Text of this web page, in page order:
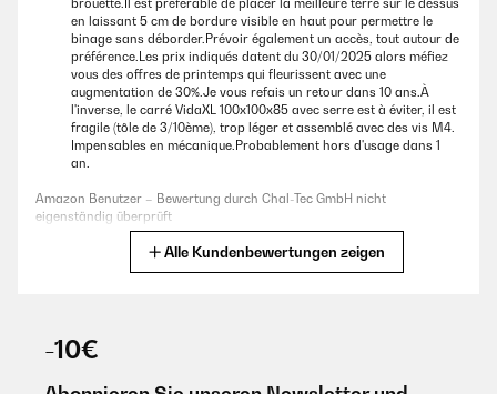
21/02/2024
Haben mittlerweile zwei dieser Hochbeete im Garten. Wer schonmal
einen Schraubendreher und Maulschlüssel in der Hand hatte, dürfte mit
dem Aufbau keine Schwierigkeiten haben. Die Anleitung war für mich
verständlich und nachvollziehbar.Ohne Füllung mit Erde ist die
Konstruktion etwas wackelig. Wir haben Sie daher aufgebaut, mit
Noppenfolie ausgekleidet, Kaninchendraht und Kiesel gegen
Schädlinge am Boden ausgelegt und dann gleich mit Erde befüllt.Das
Hochbeet bringt eine angenehme Arbeitshöhe zur Aussaat und Ernte.
funktioniert.Achtung, nicht bei der Arbeit auf den Rändern des
Hochbeets abstützen, das Blech ist dafür nicht stark genug und kann
sich verziehen.Ich würde wieder so ein Hochbeet kaufen.
Amazon Benutzer – Bewertung durch Chal-Tec GmbH nicht
Habe mit zu dem 1,6 m Hochbeet auch das Foliezelt bestellt. Beides
brouette.Il est préférable de placer la meilleure terre sur le dessus
en laissant 5 cm de bordure visible en haut pour permettre le
binage sans déborder.Prévoir également un accès, tout autour de
préférence.Les prix indiqués datent du 30/01/2025 alors méfiez
vous des offres de printemps qui fleurissent avec une
augmentation de 30%.Je vous refais un retour dans 10 ans.À
l'inverse, le carré VidaXL 100x100x85 avec serre est à éviter, il est
fragile (tôle de 3/10ème), trop léger et assemblé avec des vis M4.
Impensables en mécanique.Probablement hors d'usage dans 1
an.
Amazon Benutzer – Bewertung durch Chal-Tec GmbH nicht
eigenständig überprüft
Fairly easy for 2 people to put together. Just what I needed for my
asparagus patch and my chickens can’t get in it due to the
Alle Kundenbewertungen zeigen
-10€